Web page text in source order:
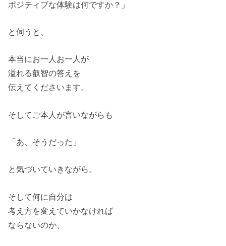
ポジティブな体験は何ですか？」
と伺うと、
本当にお一人お一人が
溢れる叡智の答えを
伝えてくださいます。
そしてご本人が言いながらも
「あ、そうだった」
と気づいていきながら。
そして何に自分は
考え方を変えていかなければ
ならないのか、